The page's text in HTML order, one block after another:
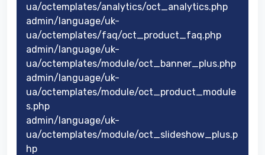
ua/octemplates/analytics/oct_analytics.php
admin/language/uk-
ua/octemplates/faq/oct_product_faq.php
admin/language/uk-
ua/octemplates/module/oct_banner_plus.php
admin/language/uk-
ua/octemplates/module/oct_product_module
s.php
admin/language/uk-
ua/octemplates/module/oct_slideshow_plus.p
hp